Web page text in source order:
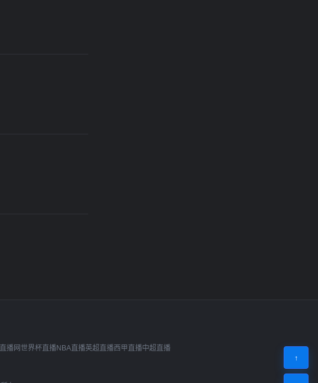
播网世界杯直播NBA直播英超直播西甲直播中超直播
↑